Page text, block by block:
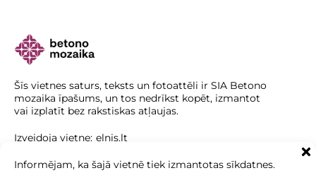
Informējam, ka šajā vietnē tiek izmantotas sīkdatnes.
Šīs vietnes saturs, teksts un fotoattēli ir SIA Betono
mozaika īpašums, un tos nedrīkst kopēt, izmantot
vai izplatīt bez rakstiskas atļaujas.
Izveidoja vietne: elnis.lt